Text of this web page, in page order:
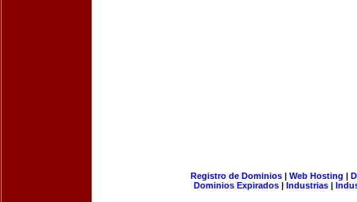
Registro de Dominios| Web Hosting |
Dominios Expirados | Industrias |